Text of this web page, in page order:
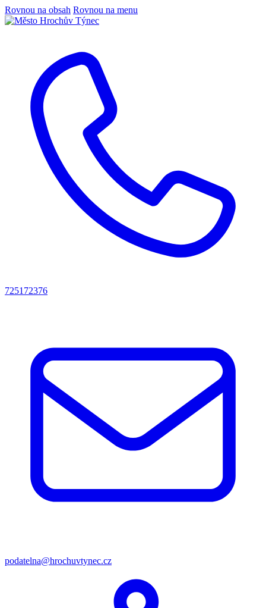
Rovnou na obsah Rovnou na menu
725172376
podatelna@hrochuvtynec.cz